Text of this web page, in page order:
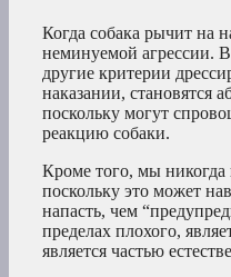
Когда собака рычит на
неминуемой агрессии.
другие критерии
наказании, становятся
поскольку могут
реакцию собаки.
Кроме того, мы никогда
поскольку это может
напасть, чем
пределах плохого,
является частью